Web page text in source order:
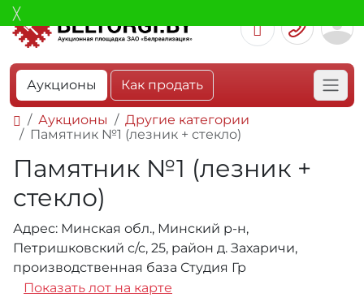
Аукционы Как продать
Аукционы
Другие категории
Памятник №1 (лезник + стекло)
Памятник №1 (лезник +
стекло)
Адрес: Минская обл., Минский р-н,
Петришковский с/с, 25, район д. Захаричи,
производственная база Студия Гр
Показать лот на карте